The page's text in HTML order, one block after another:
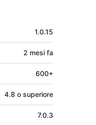
1.0.15
2 mesi fa
600+
4.8 o superiore
7.0.3